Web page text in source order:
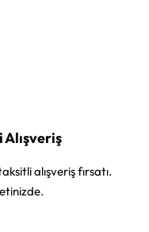
Alışveriş
alışveriş fırsatı.